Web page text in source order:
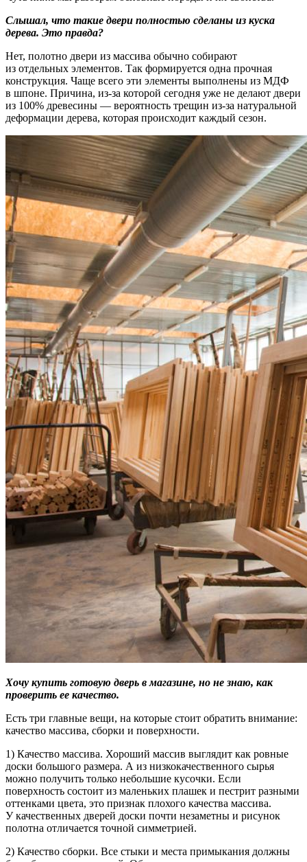
Слышал, что такие двери полностью сделаны из куска
дерева. Это правда?
Нет, полотно двери из массива обычно собирают
из отдельных элементов. Так формируется одна прочная
конструкция. Чаще всего эти элементы выполнены из МДФ
в шпоне. Причина, из-за которой сегодня уже не делают двери
из 100% древесины — вероятность трещин из-за натуральной
деформации дерева, которая происходит каждый сезон.
Хочу купить готовую дверь в магазине, но не знаю, как
проверить ее качество.
Есть три главные вещи, на которые стоит обратить внимание:
качество массива, сборки и поверхности.
1) Качество массива. Хороший массив выглядит как ровные
доски большого размера. А из низкокачественного сырья
можно получить только небольшие кусочки. Если
поверхность состоит из маленьких плашек и пестрит разными
оттенками цвета, это признак плохого качества массива.
У качественных дверей доски почти незаметны и рисунок
полотна отличается точной симметрией.
2) Качество сборки. Все стыки и места примыкания должны